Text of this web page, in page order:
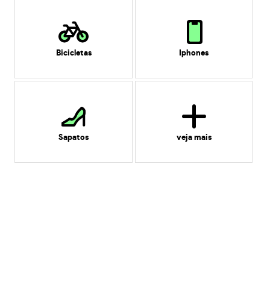
Bicicletas Iphones
Sapatos veja mais